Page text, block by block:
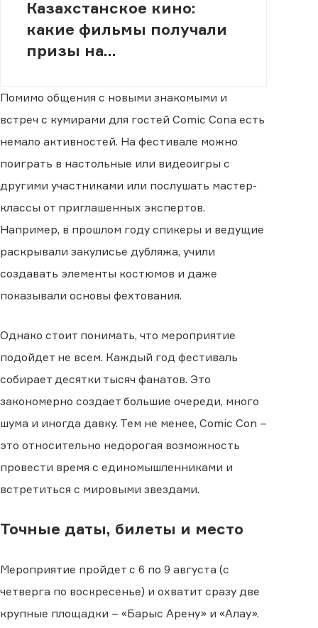
Казахстанское кино:
какие фильмы получали
призы на
фестивалях
Помимо общения с новыми знакомыми и
встреч с кумирами для гостей Comic Cona есть
немало активностей. На фестивале можно
поиграть в настольные или видеоигры с
другими участниками или послушать мастер-
классы от приглашенных экспертов.
Например, в прошлом году спикеры и ведущие
раскрывали закулисье дубляжа, учили
создавать элементы костюмов и даже
показывали основы фехтования.
Однако стоит понимать, что мероприятие
подойдет не всем. Каждый год фестиваль
собирает десятки тысяч фанатов. Это
закономерно создает большие очереди, много
шума и иногда давку. Тем не менее, Comic Con –
это относительно недорогая возможность
провести время с единомышленниками и
встретиться с мировыми звездами.
Точные даты, билеты и место
Мероприятие пройдет с 6 по 9 августа (с
четверга по воскресенье) и охватит сразу две
крупные площадки – «Барыс Арену» и «Алау».